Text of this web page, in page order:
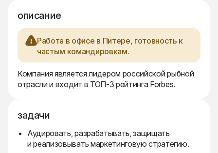
описание
Работа в офисе в Питере, готовность к
частым командировкам.
Компания является лидером российской рыбной
отрасли и входит в ТОП-3 рейтинга Forbes.
задачи
Аудировать, разрабатывать, защищать
и реализовывать маркетинговую стратегию.